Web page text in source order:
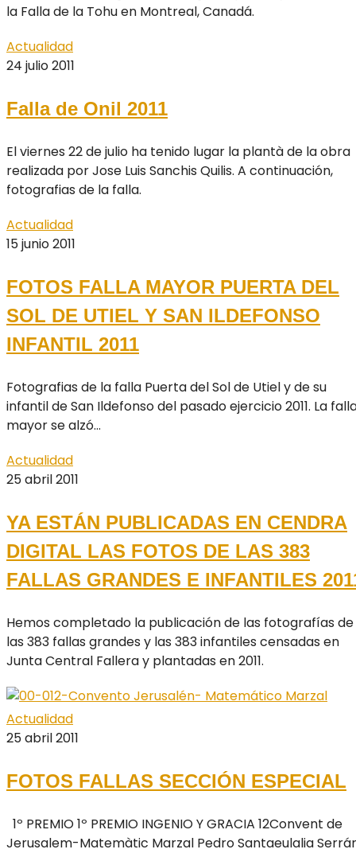
la Falla de la Tohu en Montreal, Canadá.
Actualidad
24 julio 2011
Falla de Onil 2011
El viernes 22 de julio ha tenido lugar la plantà de la obra
realizada por Jose Luis Sanchis Quilis. A continuación,
fotografias de la falla.
Actualidad
15 junio 2011
FOTOS FALLA MAYOR PUERTA DEL
SOL DE UTIEL Y SAN ILDEFONSO
INFANTIL 2011
Fotografias de la falla Puerta del Sol de Utiel y de su
infantil de San Ildefonso del pasado ejercicio 2011. La
mayor se alzó...
Actualidad
25 abril 2011
YA ESTÁN PUBLICADAS EN CENDRA
DIGITAL LAS FOTOS DE LAS 383
FALLAS GRANDES E INFANTILES
Hemos completado la publicación de las fotografías de
las 383 fallas grandes y las 383 infantiles censadas en
Junta Central Fallera y plantadas en 2011.
Actualidad
25 abril 2011
FOTOS FALLAS SECCIÓN ESPECIAL
1º PREMIO 1º PREMIO INGENIO Y GRACIA 12Convent de
Jerusalem-Matemàtic Marzal Pedro Santaeulalia